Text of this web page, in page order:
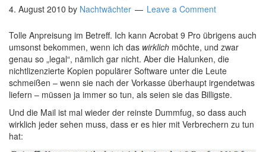
4. August 2010 by Nachtwächter Leave a Comment
Tolle Anpreisung im Betreff. Ich kann Acrobat 9 Pro übrigens auch
umsonst bekommen, wenn ich das wirklich möchte, und zwar
genau so „legal“, nämlich gar nicht. Aber die Halunken, die
nichtlizenzierte Kopien populärer Software unter die Leute
schmeißen – wenn sie nach der Vorkasse überhaupt irgendetwas
liefern – müssen ja immer so tun, als seien sie das Billigste.
Und die Mail ist mal wieder der reinste Dummfug, so dass auch
wirklich jeder sehen muss, dass er es hier mit Verbrechern zu tun
hat: